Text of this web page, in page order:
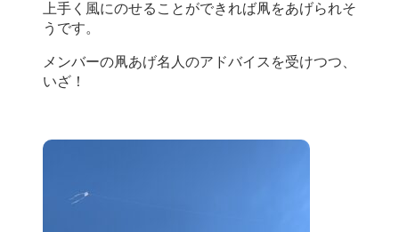
上手く風にのせることができれば凧をあげられそ
うです。
メンバーの凧あげ名人のアドバイスを受けつつ、
いざ！